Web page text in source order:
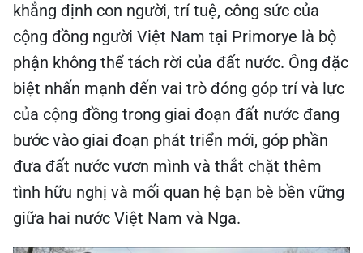
khẳng định con người, trí tuệ, công sức của
cộng đồng người Việt Nam tại Primorye là bộ
phận không thể tách rời của đất nước. Ông đặc
biệt nhấn mạnh đến vai trò đóng góp trí và lực
của cộng đồng trong giai đoạn đất nước đang
bước vào giai đoạn phát triển mới, góp phần
đưa đất nước vươn mình và thắt chặt thêm
tình hữu nghị và mối quan hệ bạn bè bền vững
giữa hai nước Việt Nam và Nga.